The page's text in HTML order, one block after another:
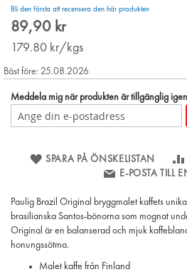
of
the
gallery
Bli den första att recensera den här produkten
89,90 kr
179.80 kr/kgs
Bäst före: 25.08.2026
Meddela mig när produkten är tillgänglig igen
SPARA PÅ ÖNSKELISTAN
E-POSTA TILL
Paulig Brazil Original bryggmalet kaffets
brasilianska Santos-bönorna som mognat
Original är en balanserad och mjuk
honungssötma.
Malet kaffe från Finland